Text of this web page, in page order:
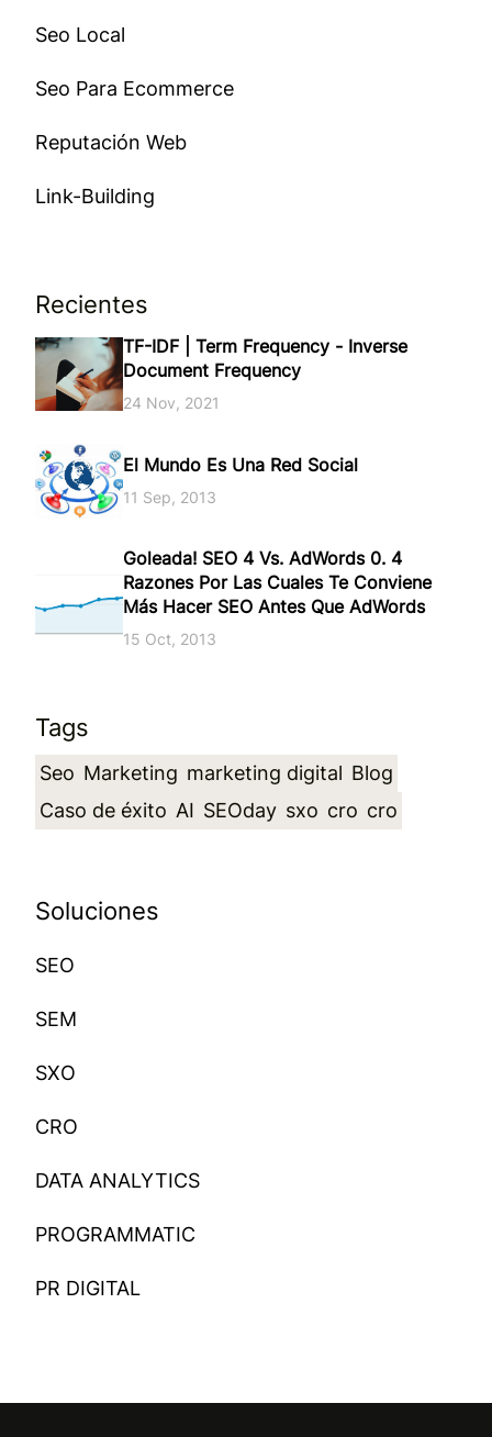
Seo Local
Seo Para Ecommerce
Reputación Web
Link-Building
Recientes
TF-IDF | Term Frequency - Inverse
Document Frequency
24 Nov, 2021
El Mundo Es Una Red Social
11 Sep, 2013
Goleada! SEO 4 Vs. AdWords 0. 4
Razones Por Las Cuales Te Conviene
Más Hacer SEO Antes Que AdWords
15 Oct, 2013
Tags
Seo Marketing marketing digital Blog
Caso de éxito AI SEOday sxo cro cro
Soluciones
SEO
SEM
SXO
CRO
DATA ANALYTICS
PROGRAMMATIC
PR DIGITAL